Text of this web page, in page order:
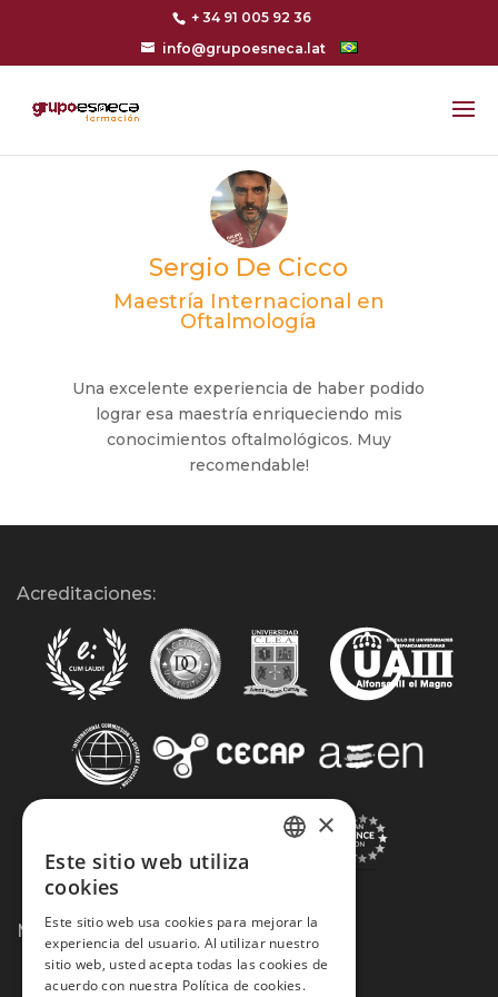
+ 34 91 005 92 36
info@grupoesneca.lat
Sergio De Cicco
Maestría Internacional en
Oftalmología
Una excelente experiencia de haber podido
lograr esa maestría enriqueciendo mis
conocimientos oftalmológicos. Muy
recomendable!
Acreditaciones:
Métodos de Pago:
×
Este sitio web utiliza
cookies
Este sitio web usa cookies para mejorar la
experiencia del usuario. Al utilizar nuestro
sitio web, usted acepta todas las cookies de
acuerdo con nuestra Política de cookies.